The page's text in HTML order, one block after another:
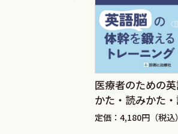
た畏友である中村
ているうちにずる
『疫学とはなにか
康リスク』の監修
そして本日ようや
章であった．なか
と，章立て項目立
医療者のための
かた・読みかた
定価：4,180円（税込）